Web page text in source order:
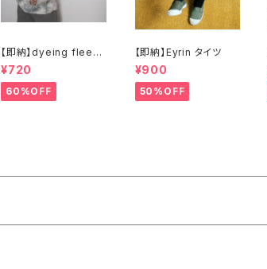
【即納】dyeing fleece
top フリーストップス
¥720
60%OFF
【即納】Eyrin タイツ
¥900
50%OFF